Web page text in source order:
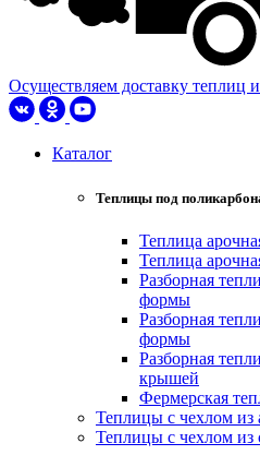
Осуществляем доставку теплиц
Каталог
Теплицы под
Теплица
Теплица
Разборная
формы
Разборная
формы
Разборная
крышей
Фермерская
Теплицы с чехлом из
Теплицы с чехлом из